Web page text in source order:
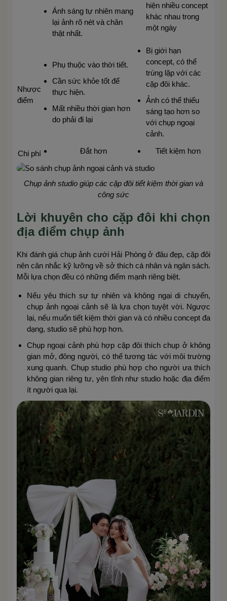
Ánh sáng tự nhiên mang
lại ảnh rõ nét và chân
thật nhất.
hiện nhiều concept
khác nhau trong
một ngày
Nhược
điểm
Phụ thuộc vào thời tiết.
Cần sức khỏe tốt để
thực hiện.
Mất nhiều thời gian hơn
do phải đi lại
Bị giới hạn
concept, có thể
trùng lặp với các
cặp đôi khác.
Ảnh có thể thiếu
sáng tạo hơn so
với chụp ngoại
cảnh.
Chi phí Đắt hơn Tiết kiệm hơn
Chụp ảnh studio giúp các cặp đôi tiết kiệm thời gian và
công sức
Lời khuyên cho cặp đôi khi chọn
địa điểm chụp ảnh
Khi đánh giá chụp ảnh cưới Hải Phòng ở đâu đẹp, cặp đôi
nên cân nhắc kỹ lưỡng về sở thích cá nhân và ngân sách.
Mỗi lựa chọn đều có những điểm mạnh riêng biệt.
Nếu yêu thích sự tự nhiên và không ngại di chuyển,
chụp ảnh ngoại cảnh sẽ là lựa chọn tuyệt vời. Ngược
lại, nếu muốn tiết kiệm thời gian và có nhiều concept đa
dạng, studio sẽ phù hợp hơn.
Chụp ngoại cảnh phù hợp cặp đôi thích chụp ở không
gian mở, đông người, có thể tương tác với môi trường
xung quanh. Chụp studio phù hợp cho người ưa thích
không gian riêng tư, yên tĩnh như studio hoặc địa điểm
ít người qua lại.